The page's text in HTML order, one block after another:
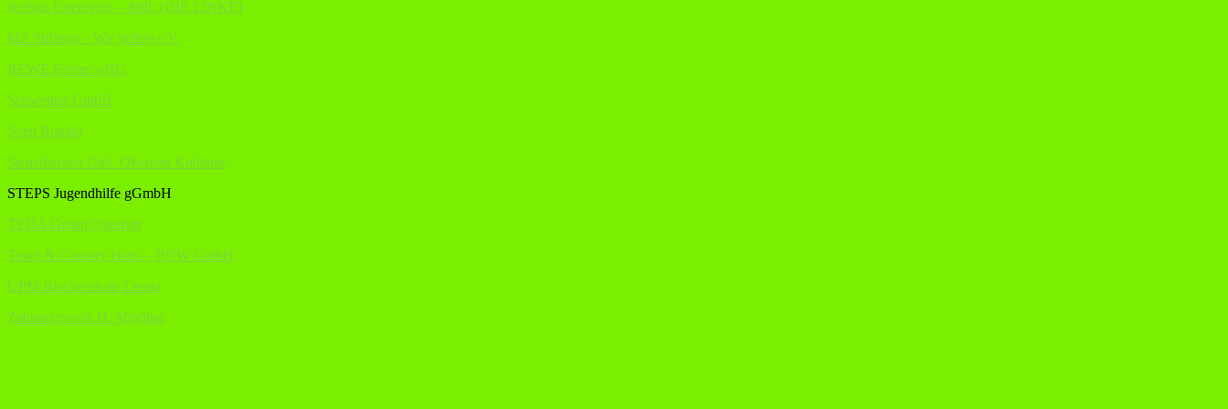
Kerstin Eisenreich – MdL (DIE LINKE)
MZ Stiftung – Wir helfen e.V.
REWE Förster oHG
Schweiker GmbH
Sven Runkel
Steuerberater Dipl. Ökonom Kuhaupt,
STEPS Jugendhilfe gGmbH
TEHA Group Querfurt
Town & Country Haus – BNW GmbH
UPM Biochemicals Leuna
Zahnarztpraxis H. Mögling